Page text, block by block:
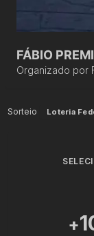
FÁBIO
Organizado por
Sorteio Loteria
+